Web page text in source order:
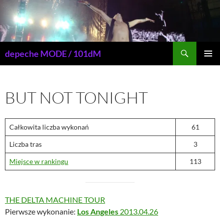
Przejdź
treści
depeche MODE / 101dM
BUT NOT TONIGHT
Całkowita liczba wykonań 61
Liczba tras 3
Miejsce w rankingu 113
THE DELTA MACHINE TOUR
Pierwsze wykonanie: Los Angeles 2013.04.26